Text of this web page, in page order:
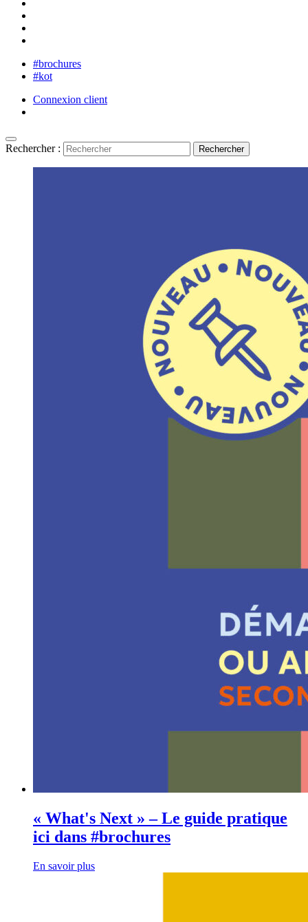
#brochures
#kot
Connexion client
Rechercher :
« What's Next » – Le guide pratique
ici dans #brochures
En savoir plus